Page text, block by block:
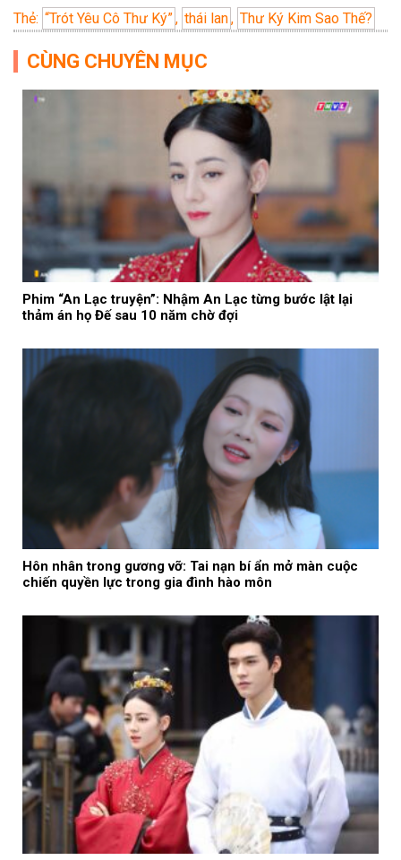
Thẻ: “Trót Yêu Cô Thư Ký”, thái lan, Thư Ký Kim Sao Thế?
CÙNG CHUYÊN MỤC
Phim “An Lạc truyện”: Nhậm An Lạc từng bước lật lại
thảm án họ Đế sau 10 năm chờ đợi
Hôn nhân trong gương vỡ: Tai nạn bí ẩn mở màn cuộc
chiến quyền lực trong gia đình hào môn